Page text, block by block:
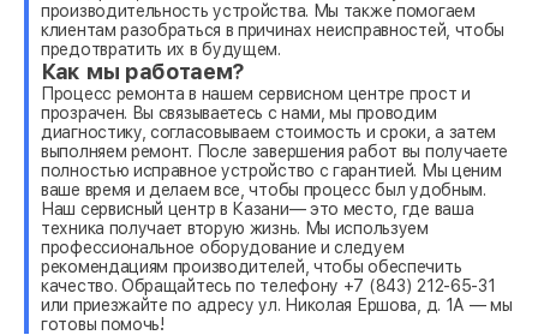
производительность устройства. Мы также помогаем
клиентам разобраться в причинах неисправностей, чтобы
предотвратить их в будущем.
Как мы работаем?
Процесс ремонта в нашем сервисном центре прост и
прозрачен. Вы связываетесь с нами, мы проводим
диагностику, согласовываем стоимость и сроки, а затем
выполняем ремонт. После завершения работ вы получаете
полностью исправное устройство с гарантией. Мы ценим
ваше время и делаем все, чтобы процесс был удобным.
Наш сервисный центр в Казани— это место, где ваша
техника получает вторую жизнь. Мы используем
профессиональное оборудование и следуем
рекомендациям производителей, чтобы обеспечить
качество. Обращайтесь по телефону +7 (843) 212-65-31
или приезжайте по адресу ул. Николая Ершова, д. 1А — мы
готовы помочь!